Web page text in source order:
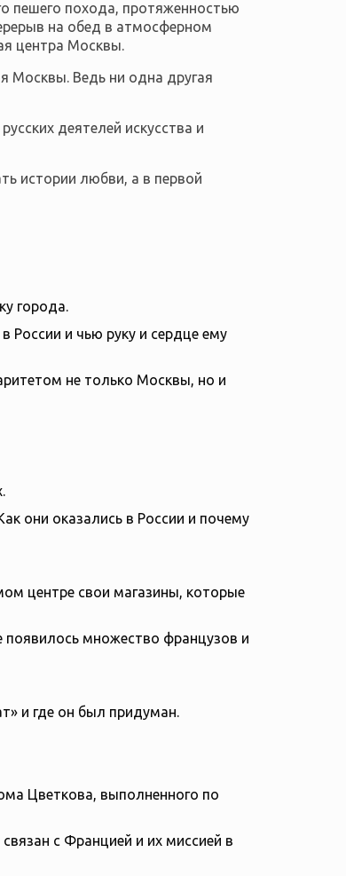
пешего похода, протяженностью
на обед в атмосферном
центра Москвы.
Москвы. Ведь ни одна другая
деятелей искусства и
истории любви, а в первой
города.
России и чью руку и сердце ему
не только Москвы, но и
они оказались в России и почему
центре свои магазины, которые
множество французов и
и где он был придуман.
Цветкова, выполненного по
с Францией и их миссией в